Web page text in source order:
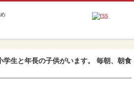
学生と年長の子供がいます。 毎朝、朝食